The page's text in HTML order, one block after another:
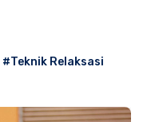
#Teknik Relaksasi